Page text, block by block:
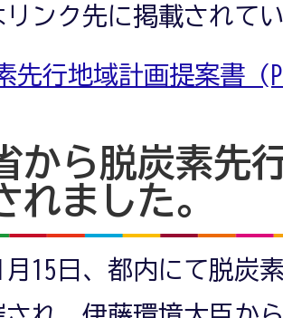
ンク先に掲載されて
先行地域計画提案書
から脱炭素先
れました。
月15日、都内にて脱炭